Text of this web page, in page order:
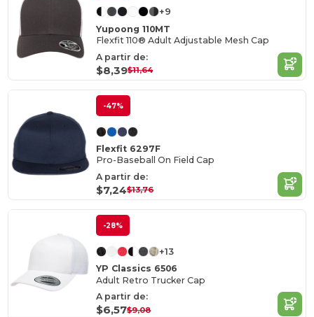
+9
Yupoong 110MT
Flexfit 110® Adult Adjustable Mesh Cap
A partir de:
$8,39$11,64
-47%
Flexfit 6297F
Pro-Baseball On Field Cap
A partir de:
$7,24$13,76
-28%
+13
YP Classics 6506
Adult Retro Trucker Cap
A partir de:
$6,57$9,08